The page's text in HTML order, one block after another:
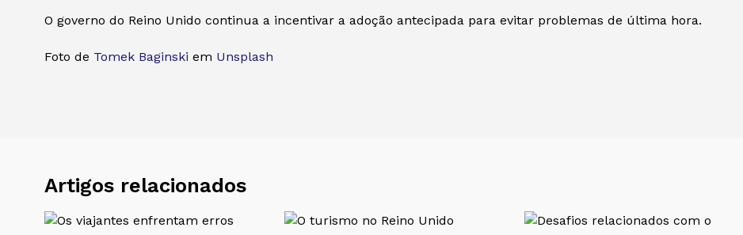
O governo do Reino Unido continua a incentivar a adoção antecipada para evitar problemas de última hora.
Foto de Tomek Baginski em Unsplash
Artigos relacionados